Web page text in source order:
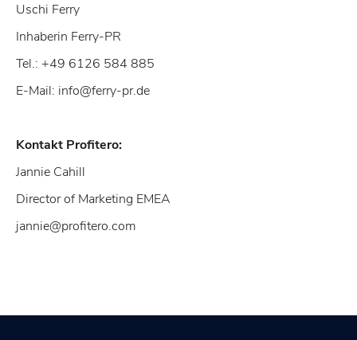
Uschi Ferry
Inhaberin Ferry-PR
Tel.: +49 6126 584 885
E-Mail: info@ferry-pr.de
Kontakt Profitero:
Jannie Cahill
Director of Marketing EMEA
jannie@profitero.com